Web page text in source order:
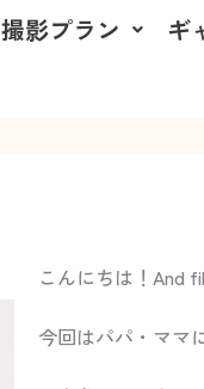
撮影プラン ギ
こんにちは！And
今回はパパ・ママ